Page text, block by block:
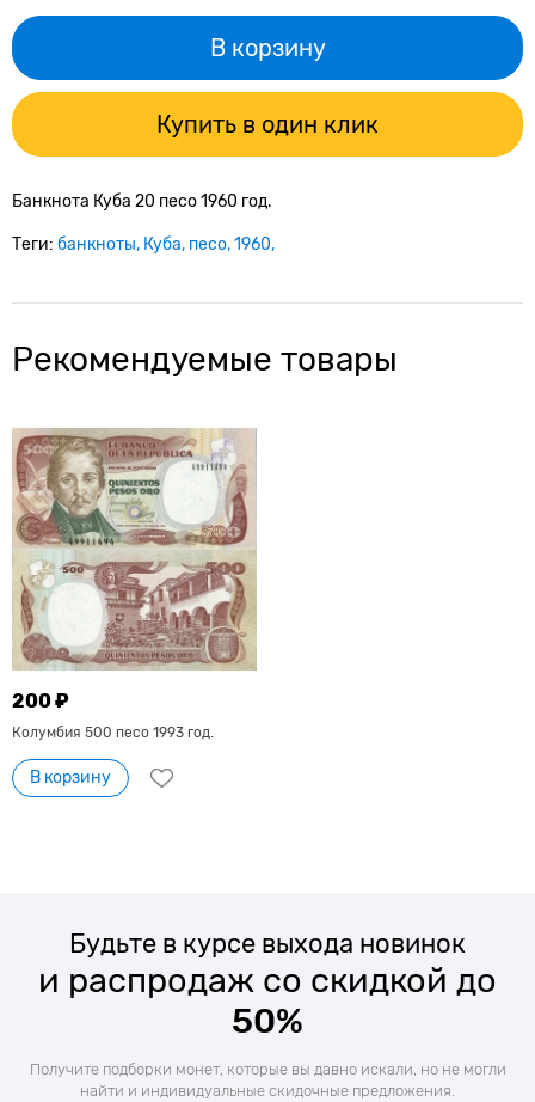
В корзину
Купить в один клик
Банкнота Куба 20 песо 1960 год.
Теги: банкноты Куба песо 1960
Рекомендуемые товары
200 ₽
Колумбия 500 песо 1993 год.
В корзину
Будьте в курсе выхода новинок
и распродаж со скидкой до
50%
Получите подборки монет, которые вы давно искали, но не могли
найти и индивидуальные скидочные предложения.